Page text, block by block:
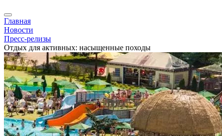
Главная
Новости
Пресс-релизы
Отдых для активных: насыщенные походы